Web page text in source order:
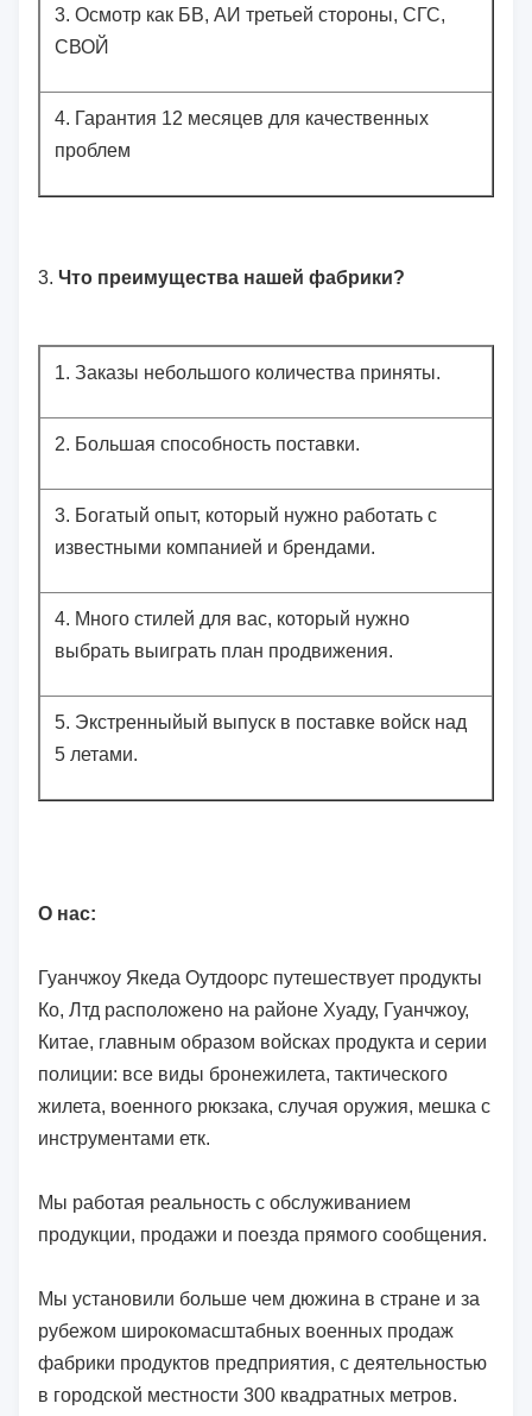
3. Осмотр как БВ, АИ третьей стороны, СГС,
СВОЙ
4. Гарантия 12 месяцев для качественных
проблем
3. Что преимущества нашей фабрики?
1. Заказы небольшого количества приняты.
2. Большая способность поставки.
3. Богатый опыт, который нужно работать с
известными компанией и брендами.
4. Много стилей для вас, который нужно
выбрать выиграть план продвижения.
5. Экстренныйый выпуск в поставке войск над
5 летами.
О нас:
Гуанчжоу Якеда Оутдоорс путешествует продукты
Ко, Лтд расположено на районе Хуаду, Гуанчжоу,
Китае, главным образом войсках продукта и серии
полиции: все виды бронежилета, тактического
жилета, военного рюкзака, случая оружия, мешка с
инструментами етк.
Мы работая реальность с обслуживанием
продукции, продажи и поезда прямого сообщения.
Мы установили больше чем дюжина в стране и за
рубежом широкомасштабных военных продаж
фабрики продуктов предприятия, с деятельностью
в городской местности 300 квадратных метров.